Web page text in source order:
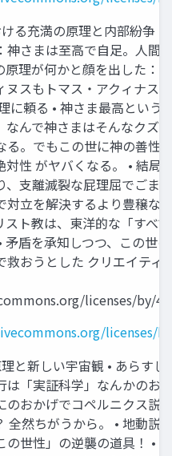
る充満の原理と内部紛争 •
神さまは至高で自足。人間
原理が何かと顔を出した：
ヌスもトマス・アクィナス
に頼る • 神さま最高という
なんで神さまはそんなクズ
る。でもこの世に神の善性
対性 がヤバくなる。 • 結局
、支離滅裂な屁理屈でごま
対立を解決するより豊穣な
スト教は、東洋的な「すべ
矛盾を承知しつつ、この世
救おうとした クリエイティ
licenses/by/
licenses/
と新しい宇宙観 • あらすじ
は「実証科学」なんかのお
のおかげでコペルニクス説
全然ちがうから。 • 地動説
の世性」の逆襲の道具！ •